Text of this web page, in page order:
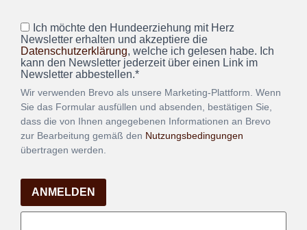
Ich möchte den Hundeerziehung mit Herz
Newsletter erhalten und akzeptiere die
Datenschutzerklärung, welche ich gelesen habe. Ich
kann den Newsletter jederzeit über einen Link im
Newsletter abbestellen.*
Wir verwenden Brevo als unsere Marketing-Plattform. Wenn
Sie das Formular ausfüllen und absenden, bestätigen Sie,
dass die von Ihnen angegebenen Informationen an Brevo
zur Bearbeitung gemäß den Nutzungsbedingungen
übertragen werden.
ANMELDEN